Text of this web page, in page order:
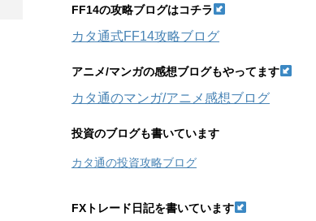
カ
ブ
FF14の攻略ブログはコチラ
カタ通式FF14攻略ブログ
アニメ/マンガの感想ブログもやってます
カタ通のマンガ/アニメ感想ブログ
投資のブログも書いています
カタ通の投資攻略ブログ
FXトレード日記を書いています